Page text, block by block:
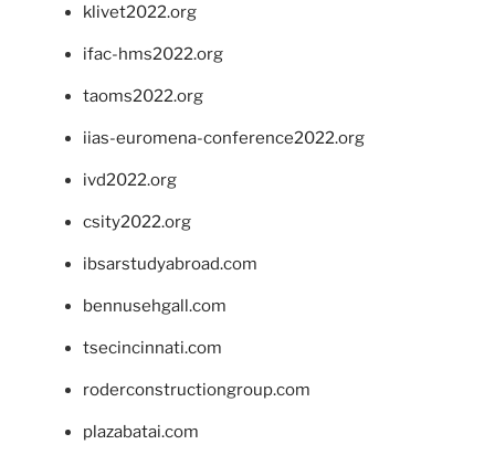
klivet2022.org
ifac-hms2022.org
taoms2022.org
iias-euromena-conference2022.org
ivd2022.org
csity2022.org
ibsarstudyabroad.com
bennusehgall.com
tsecincinnati.com
roderconstructiongroup.com
plazabatai.com